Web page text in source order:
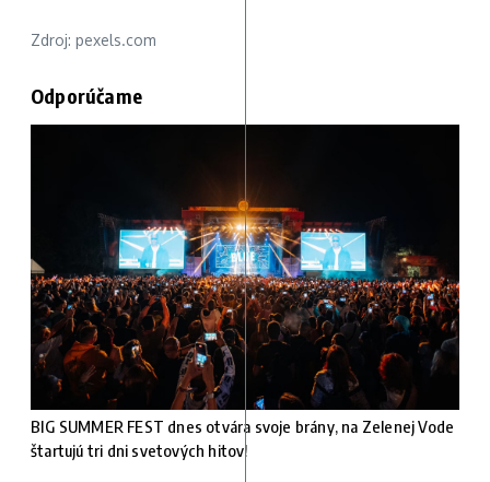
Zdroj: pexels.com
Odporúčame
BIG SUMMER FEST dnes otvára svoje brány, na Zelenej Vode
štartujú tri dni svetových hitov!